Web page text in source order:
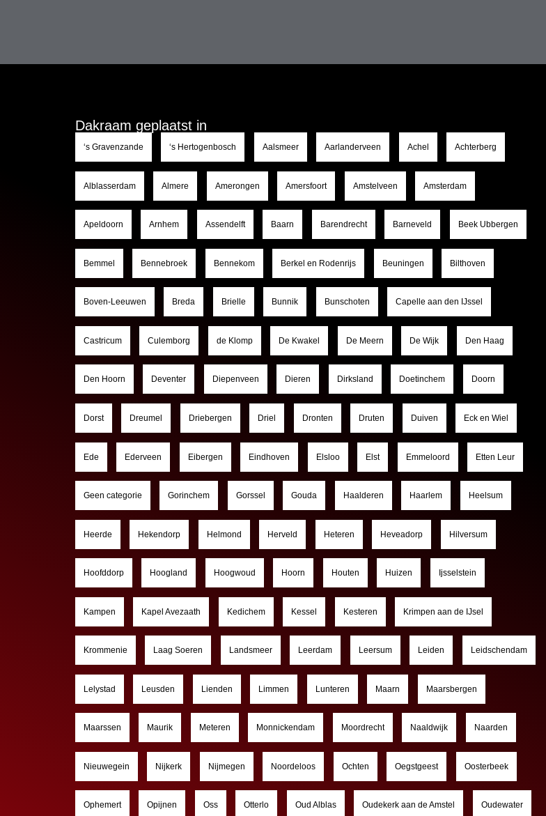
Dakraam geplaatst in
‘s Gravenzande ‘s Hertogenbosch Aalsmeer Aarlanderveen Achel Achterberg
Alblasserdam Almere Amerongen Amersfoort Amstelveen Amsterdam
Apeldoorn Arnhem Assendelft Baarn Barendrecht Barneveld Beek Ubbergen
Bemmel Bennebroek Bennekom Berkel en Rodenrijs Beuningen Bilthoven
Boven-Leeuwen Breda Brielle Bunnik Bunschoten Capelle aan den IJssel
Castricum Culemborg de Klomp De Kwakel De Meern De Wijk Den Haag
Den Hoorn Deventer Diepenveen Dieren Dirksland Doetinchem Doorn
Dorst Dreumel Driebergen Driel Dronten Druten Duiven Eck en Wiel
Ede Ederveen Eibergen Eindhoven Elsloo Elst Emmeloord Etten Leur
Geen categorie Gorinchem Gorssel Gouda Haalderen Haarlem Heelsum
Heerde Hekendorp Helmond Herveld Heteren Heveadorp Hilversum
Hoofddorp Hoogland Hoogwoud Hoorn Houten Huizen Ijsselstein
Kampen Kapel Avezaath Kedichem Kessel Kesteren Krimpen aan de IJsel
Krommenie Laag Soeren Landsmeer Leerdam Leersum Leiden Leidschendam
Lelystad Leusden Lienden Limmen Lunteren Maarn Maarsbergen
Maarssen Maurik Meteren Monnickendam Moordrecht Naaldwijk Naarden
Nieuwegein Nijkerk Nijmegen Noordeloos Ochten Oegstgeest Oosterbeek
Ophemert Opijnen Oss Otterlo Oud Alblas Oudekerk aan de Amstel Oudewater